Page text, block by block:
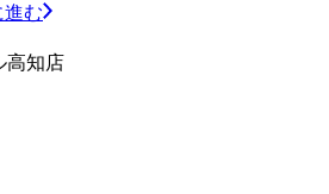
進む
高知店